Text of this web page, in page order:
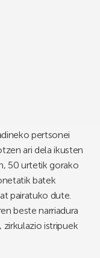
pertsonei
ari dela ikusten
50 urtetik gorako
batek
pairatuko dute.
beste narriadura
zirkulazio istripuek